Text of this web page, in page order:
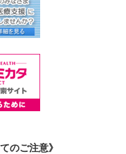
のご注意》